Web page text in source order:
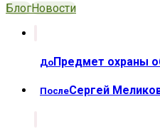
БлогНовости
ДоПредмет охраны
ПослеСергей